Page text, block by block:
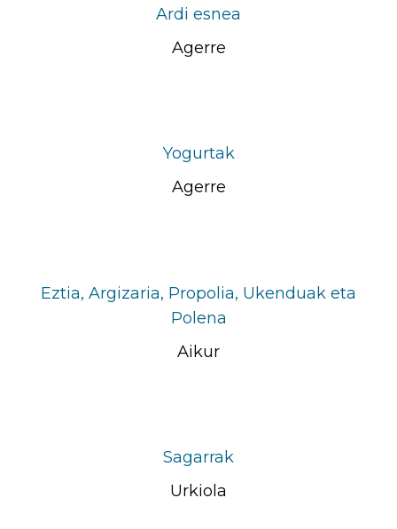
Ardi esnea
Agerre
Yogurtak
Agerre
Eztia, Argizaria, Propolia, Ukenduak eta
Polena
Aikur
Sagarrak
Urkiola